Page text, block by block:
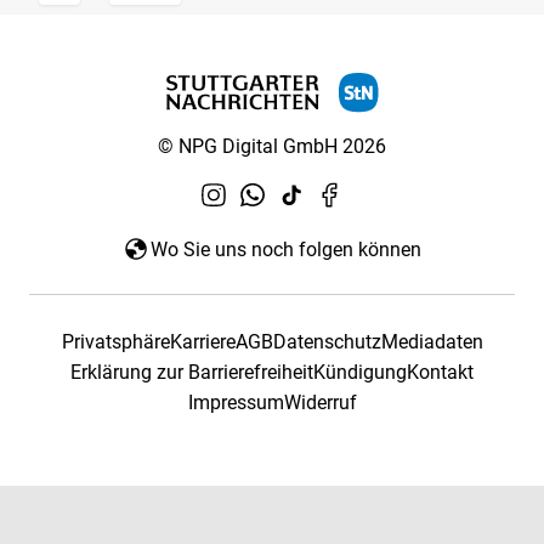
© NPG Digital GmbH 2026
Wo Sie uns noch folgen können
PrivatsphäreKarriereAGBDatenschutzMediadaten
Erklärung zur BarrierefreiheitKündigungKontakt
ImpressumWiderruf